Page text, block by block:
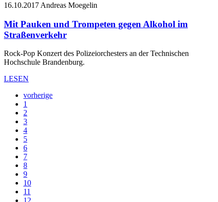
16.10.2017 Andreas Moegelin
Mit Pauken und Trompeten gegen Alkohol im
Straßenverkehr
Rock-Pop Konzert des Polizeiorchesters an der Technischen
Hochschule Brandenburg.
LESEN
vorherige
1
2
3
4
5
6
7
8
9
10
11